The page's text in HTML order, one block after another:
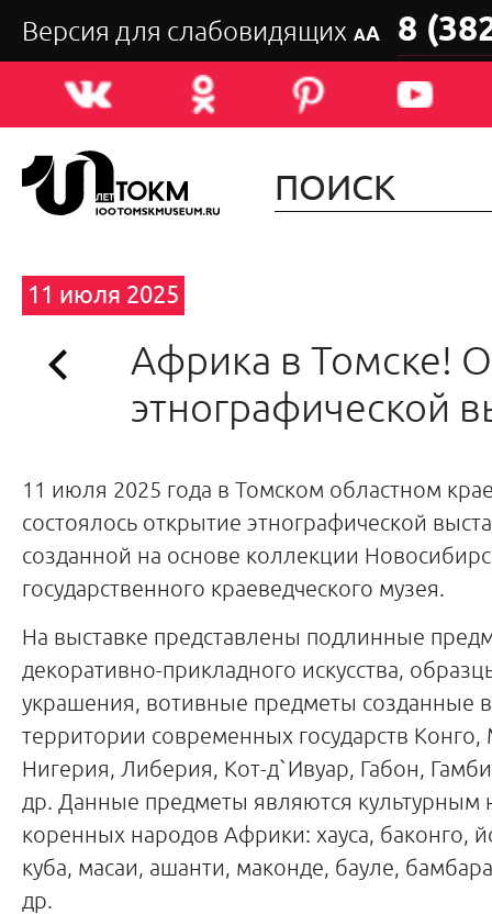
Версия для слабовидящих АА 8
11 июля 2025
Африка в Томске!
этнографической
11 июля 2025 года в Томском областном
состоялось открытие этнографической
созданной на основе коллекции
государственного краеведческого музея.
На выставке представлены подлинные
декоративно-прикладного искусства,
украшения, вотивные предметы созданные в
территории современных государств
Нигерия, Либерия, Кот-д`Ивуар, Габон,
др. Данные предметы являются культурным
коренных народов Африки: хауса, баконго,
куба, масаи, ашанти, маконде, бауле,
др.